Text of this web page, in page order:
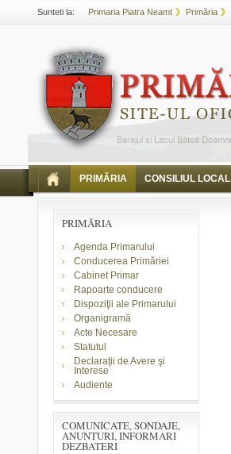
Sunteti la: Primaria Piatra Neamt Primăria
PRIMĂRIA CONSILIUL LOCAL
PRIMĂRIA
Agenda Primarului
Conducerea Primăriei
Cabinet Primar
Rapoarte conducere
Dispoziţii ale Primarului
Organigramă
Acte Necesare
Statutul
Declaraţii de Avere şi
Interese
Audiente
COMUNICATE, SONDAJE,
ANUNTURI, INFORMARI
DEZBATERI